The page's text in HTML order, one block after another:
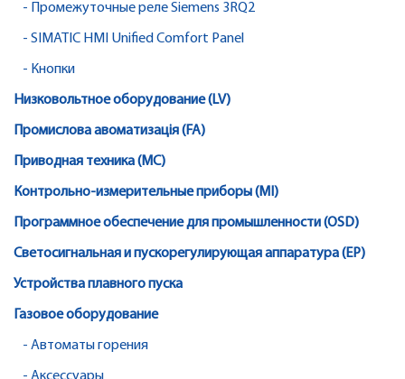
- Промежуточные реле Siemens 3RQ2
- SIMATIC HMI Unified Comfort Panel
- Кнопки
Низковольтное оборудование (LV)
Промислова авоматизація (FA)
Приводная техника (MC)
Контрольно-измерительные приборы (MI)
Программное обеспечение для промышленности (OSD)
Светосигнальная и пускорегулирующая аппаратура (EP)
Устройства плавного пуска
Газовое оборудование
- Автоматы горения